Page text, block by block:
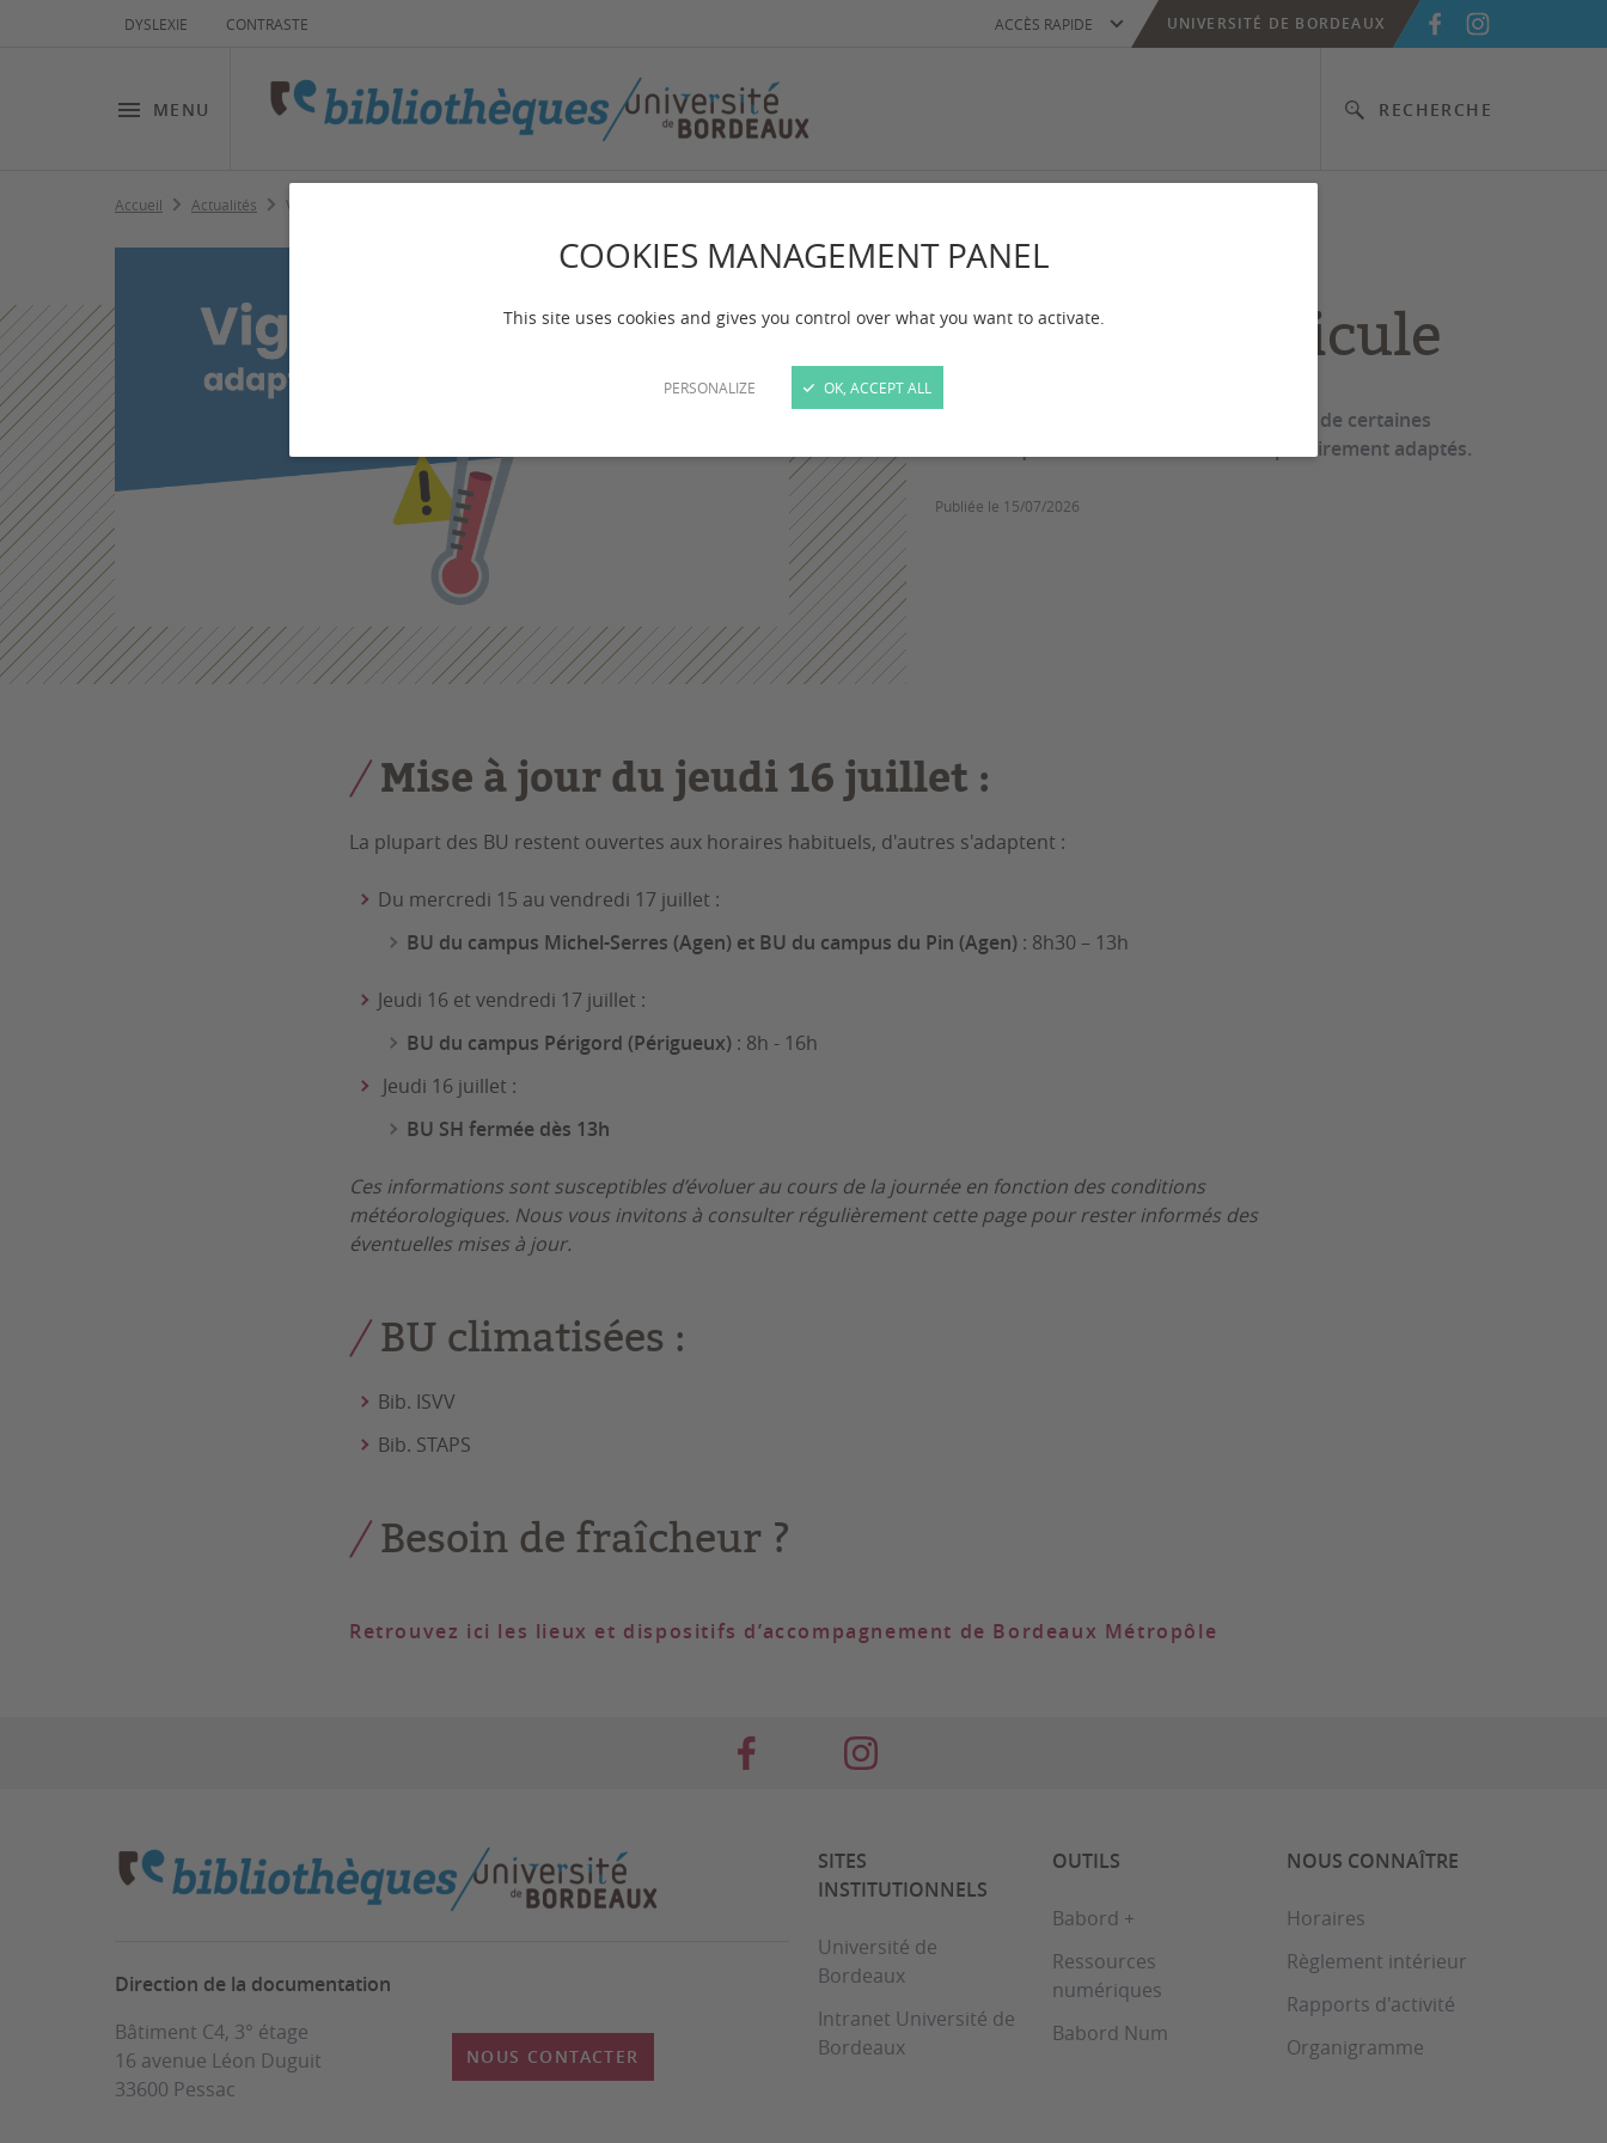
COOKIES MANAGEMENT PANEL
This site uses cookies and gives you control over what you want to activate.
PERSONALIZE OK, ACCEPT ALL
DYSLEXIE CONTRASTE
MENU RECHERCHE
ACCÈS RAPIDE UNIVERSITÉ DE BORDEAUX
Accueil Actualités Vigilance canicule
Horaires
Vigilance canicule
En raison des fortes chaleurs, les horaires de certaines
bibliothèques universitaires sont temporairement adaptés.
Publiée le 15/07/2026
Mise à jour du jeudi 16 juillet :
La plupart des BU restent ouvertes aux horaires habituels, d'autres s'adaptent :
Du mercredi 15 au vendredi 17 juillet :
BU du campus Michel-Serres (Agen) et BU du campus du Pin (Agen) : 8h30 – 13h
Jeudi 16 et vendredi 17 juillet :
BU du campus Périgord (Périgueux) : 8h - 16h
Jeudi 16 juillet :
BU SH fermée dès 13h
Ces informations sont susceptibles d’évoluer au cours de la journée en fonction des conditions
météorologiques. Nous vous invitons à consulter régulièrement cette page pour rester informés des
éventuelles mises à jour.
BU climatisées :
Bib. ISVV
Bib. STAPS
Besoin de fraîcheur ?
Retrouvez ici les lieux et dispositifs d’accompagnement de Bordeaux Métropôle
Direction de la documentation
Bâtiment C4, 3° étage
16 avenue Léon Duguit
33600 Pessac
NOUS CONTACTER
SITES
INSTITUTIONNELS
Université de
Bordeaux
Intranet Université de
Bordeaux
OUTILS
Babord +
Ressources
numériques
Babord Num
NOUS CONNAÎTRE
Horaires
Règlement intérieur
Rapports d'activité
Organigramme